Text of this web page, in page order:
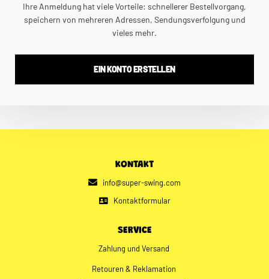
Ihre Anmeldung hat viele Vorteile: schnellerer Bestellvorgang,
speichern von mehreren Adressen, Sendungsverfolgung und
vieles mehr.
EIN KONTO ERSTELLEN
KONTAKT
info@super-swing.com
Kontaktformular
SERVICE
Zahlung und Versand
Retouren & Reklamation